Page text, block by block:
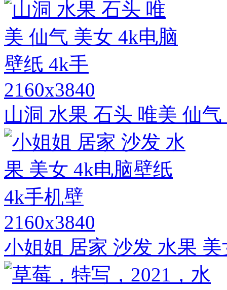
2160x3840
山洞 水果 石头 唯美 仙
2160x3840
小姐姐 居家 沙发 水果